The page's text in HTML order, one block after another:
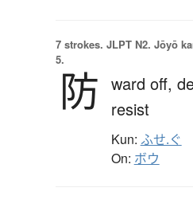
7 strokes. JLPT N2. Jōyō
5.
防 ward off,
resist
Kun: ふせ.ぐ
On: ボウ